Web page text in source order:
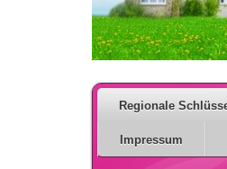
Regionale
Impressum